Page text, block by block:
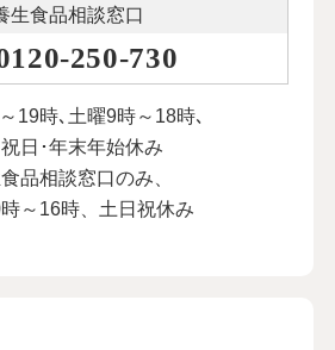
生食品相談窓口
250-730
19時､土曜9時～18時､
祝日･年末年始休み
品相談窓口のみ、
～16時、土日祝休み